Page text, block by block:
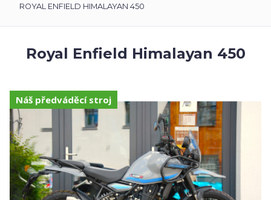
ROYAL ENFIELD HIMALAYAN 450
Royal Enfield Himalayan 450
Náš předváděcí stroj